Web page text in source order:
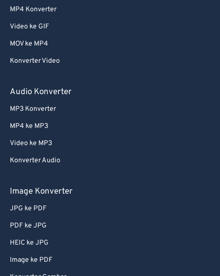
MP4 Konverter
Video ke GIF
MOV ke MP4
Konverter Video
Audio Konverter
MP3 Konverter
MP4 ke MP3
Video ke MP3
Konverter Audio
Image Konverter
JPG ke PDF
PDF ke JPG
HEIC ke JPG
Image ke PDF